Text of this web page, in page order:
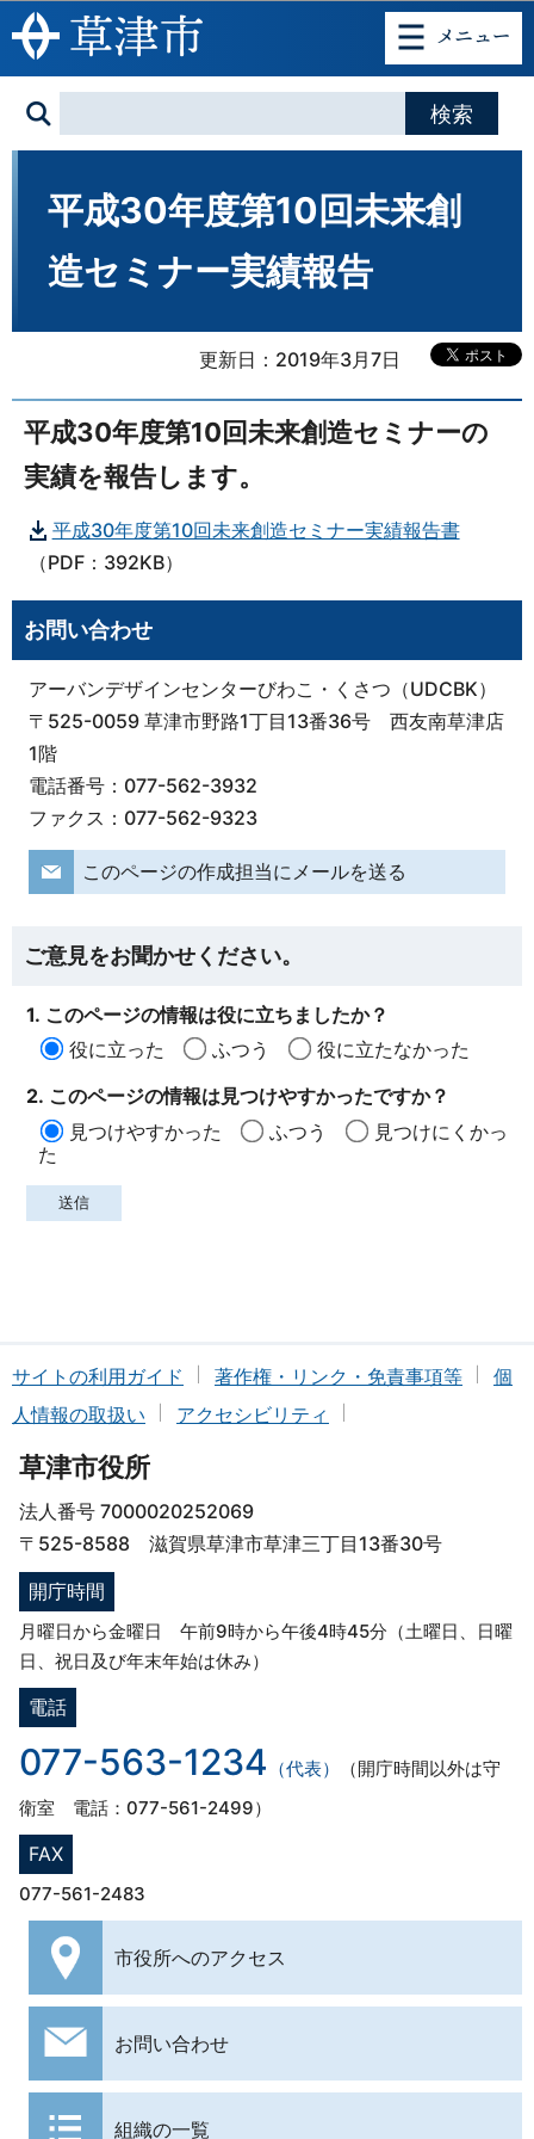
このページの本文へ移動
平成30年度第10回未来創
造セミナー実績報告
更新日：2019年3月7日
平成30年度第10回未来創造セミナーの
実績を報告します。
平成30年度第10回未来創造セミナー実績報告書
（PDF：392KB）
お問い合わせ
アーバンデザインセンターびわこ・くさつ（UDCBK）
〒525-0059 草津市野路1丁目13番36号 西友南草津店
1階
電話番号：077-562-3932
ファクス：077-562-9323
このページの作成担当にメールを送る
ご意見をお聞かせください。
1. このページの情報は役に立ちましたか？
役に立った
ふつう
役に立たなかった
2. このページの情報は見つけやすかったですか？
見つけやすかった
ふつう
見つけにくかっ
た
サイトの利用ガイド 著作権・リンク・免責事項等
個
人情報の取扱い
アクセシビリティ
草津市役所
法人番号 7000020252069
〒525-8588 滋賀県草津市草津三丁目13番30号
開庁時間
月曜日から金曜日 午前9時から午後4時45分（土曜日、日曜
日、祝日及び年末年始は休み）
電話
077-563-1234 （代表）
（開庁時間以外は守
衛室 電話：077-561-2499）
FAX
077-561-2483
市役所へのアクセス
お問い合わせ
組織の一覧